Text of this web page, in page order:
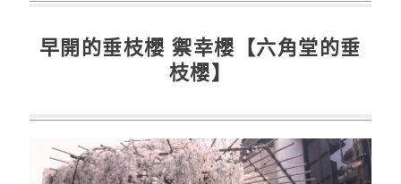
早開的垂枝櫻 禦幸櫻【六角堂的垂
枝櫻】